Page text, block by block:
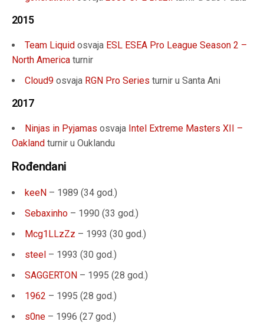
2015
Team Liquid osvaja ESL ESEA Pro League Season 2 –
North America turnir
Cloud9 osvaja RGN Pro Series turnir u Santa Ani
2017
Ninjas in Pyjamas osvaja Intel Extreme Masters XII –
Oakland turnir u Ouklandu
Rođendani
keeN – 1989 (34 god.)
Sebaxinho – 1990 (33 god.)
Mcg1LLzZz – 1993 (30 god.)
steel – 1993 (30 god.)
SAGGERTON – 1995 (28 god.)
1962 – 1995 (28 god.)
s0ne – 1996 (27 god.)